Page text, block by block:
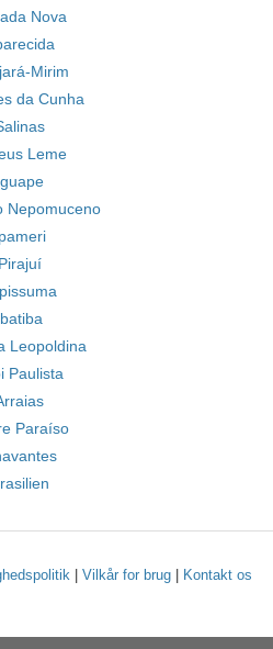
Nova
Mirim
da Cunha
Leme
Nepomuceno
Pirajuí
Leopoldina
Paulista
Paraíso
Vilkår for brug Kontakt os